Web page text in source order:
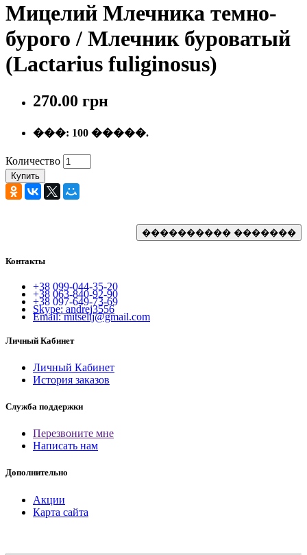
Мицелий Млечника темно-
бурого / Млечник буроватый
(Lactarius fuliginosus)
270.00 грн
���: 100 �����.
Количество
Купить
Контакты
+38 099-044-35-20
+38 063-840-92-90
+38 097-649-73-69
Skype: andrej3556
Email: mitselij@gmail.com
Личный Кабинет
Личный Кабинет
История заказов
Служба поддержки
Перезвоните мне
Написать нам
Дополнительно
Акции
Карта сайта